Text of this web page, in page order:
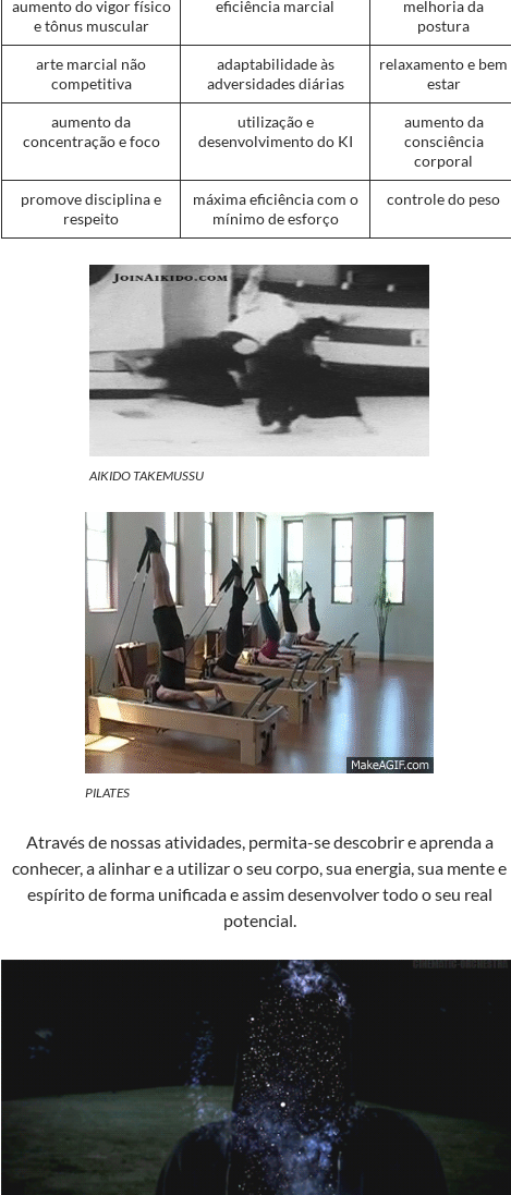
aumento do vigor físico
e tônus muscular
eficiência marcial
melhoria da
postura
arte marcial não
competitiva
adaptabilidade às
adversidades diárias
relaxamento e bem
estar
aumento da
concentração e foco
utilização e
desenvolvimento do KI
aumento da
consciência
corporal
promove disciplina e
respeito
máxima eficiência com o
mínimo de esforço
controle do peso
AIKIDO TAKEMUSSU
PILATES
Através de nossas atividades, permita-se descobrir e aprenda a
conhecer, a alinhar e a utilizar o seu corpo, sua energia, sua mente e
espírito de forma unificada e assim desenvolver todo o seu real
potencial.